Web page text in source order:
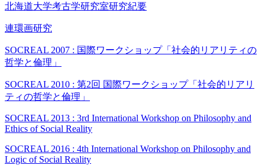
北海道大学考古学研究室研究紀要
連環画研究
SOCREAL 2007 : 国際ワークショップ「社会的リアリティの
哲学と倫理」
SOCREAL 2010 : 第2回 国際ワークショップ「社会的リアリ
ティの哲学と倫理」
SOCREAL 2013 : 3rd International Workshop on Philosophy and
Ethics of Social Reality
SOCREAL 2016 : 4th International Workshop on Philosophy and
Logic of Social Reality